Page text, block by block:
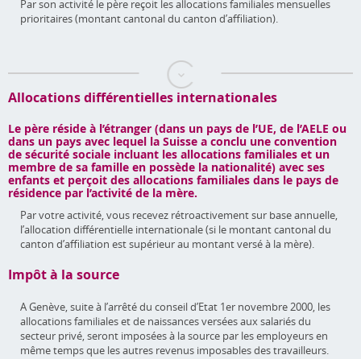
Par son activité le père reçoit les allocations familiales mensuelles
prioritaires (montant cantonal du canton d’affiliation).
Allocations différentielles internationales
Le père réside à l’étranger (dans un pays de l’UE, de l’AELE ou
dans un pays avec lequel la Suisse a conclu une convention
de sécurité sociale incluant les allocations familiales et un
membre de sa famille en possède la nationalité) avec ses
enfants et perçoit des allocations familiales dans le pays de
résidence par l’activité de la mère.
Par votre activité, vous recevez rétroactivement sur base annuelle,
l’allocation différentielle internationale (si le montant cantonal du
canton d’affiliation est supérieur au montant versé à la mère).
Impôt à la source
A Genève, suite à l’arrêté du conseil d’Etat 1er novembre 2000, les
allocations familiales et de naissances versées aux salariés du
secteur privé, seront imposées à la source par les employeurs en
même temps que les autres revenus imposables des travailleurs.